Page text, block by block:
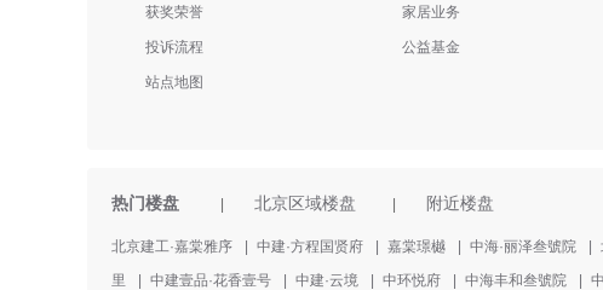
获奖荣誉
投诉流程
站点地图
家居业务
公益基金
热门楼盘 北京区域楼盘 附近楼盘
北京建工·嘉棠雅序 中建·方程国贤府 嘉棠璟樾 中海·丽泽叁號院
里
中建壹品·花香壹号 中建·云境 中环悦府 中海丰和叁號院